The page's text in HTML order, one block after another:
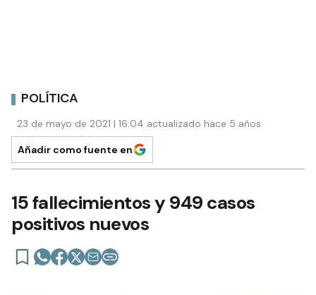
POLÍTICA
23 de mayo de 2021 | 16:04 actualizado hace 5 años
Añadir como fuente en
15 fallecimientos y 949 casos
positivos nuevos